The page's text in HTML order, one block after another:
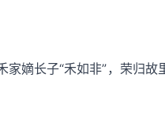
嫡长子“禾如非”，荣归